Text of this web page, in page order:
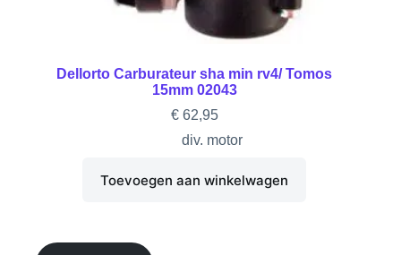
Dellorto Carburateur sha min rv4/ Tomos
15mm 02043
€62,95
div. motor
Toevoegen aan winkelwagen